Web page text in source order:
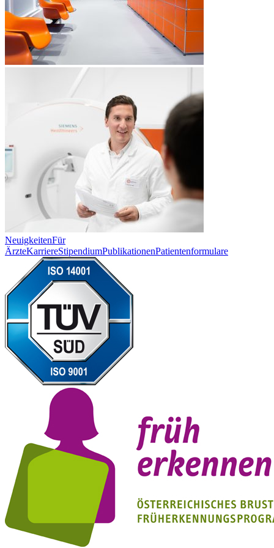
NeuigkeitenFür
ÄrzteKarriereStipendiumPublikationenPatientenformulare